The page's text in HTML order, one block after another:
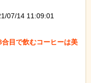
07/14 11:09:01
目で飲むコーヒーは美